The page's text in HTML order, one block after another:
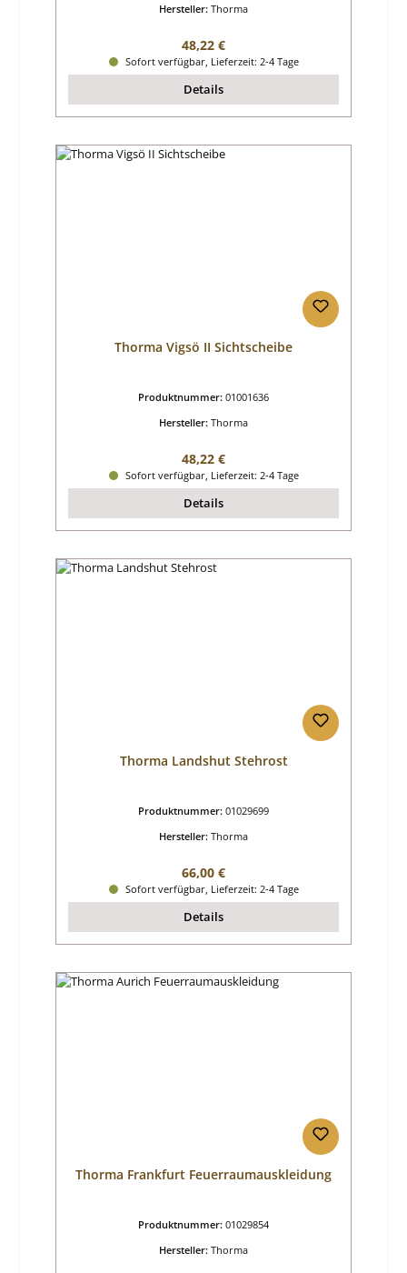
Hersteller: Thorma
Regulärer Preis:
48,22 €
Sofort verfügbar, Lieferzeit: 2-4 Tage
Details
Thorma Vigsö II Sichtscheibe
Produktnummer: 01001636
Hersteller: Thorma
Regulärer Preis:
48,22 €
Sofort verfügbar, Lieferzeit: 2-4 Tage
Details
Thorma Landshut Stehrost
Produktnummer: 01029699
Hersteller: Thorma
Regulärer Preis:
66,00 €
Sofort verfügbar, Lieferzeit: 2-4 Tage
Details
Thorma Frankfurt Feuerraumauskleidung
Produktnummer: 01029854
Hersteller: Thorma